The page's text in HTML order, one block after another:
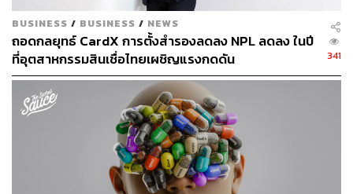
ABOUT THE AUTHOR
BUSINESS / BUSINESS / NEWS
ถอดกลยุทธ์ CardX การตั้งสำรองลดลง NPL ลดลง ในปี
ที่อุตสาหกรรมสินเชื่อไทยเผชิญแรงกดดัน
341